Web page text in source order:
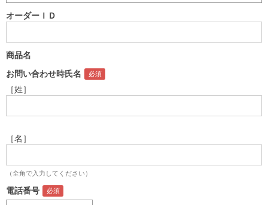
オーダーＩＤ
商品名
お問い合わせ時氏名
［姓］
［名］
（全角で入力してください）
電話番号